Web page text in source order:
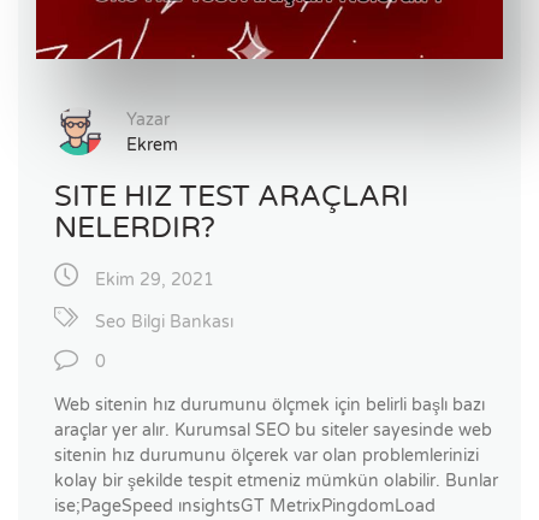
Yazar
Ekrem
SITE HIZ TEST ARAÇLARI
NELERDIR?
Ekim 29, 2021
Seo Bilgi Bankası
0
Web sitenin hız durumunu ölçmek için belirli başlı bazı
araçlar yer alır. Kurumsal SEO bu siteler sayesinde web
sitenin hız durumunu ölçerek var olan problemlerinizi
kolay bir şekilde tespit etmeniz mümkün olabilir. Bunlar
ise;PageSpeed ınsightsGT MetrixPingdomLoad